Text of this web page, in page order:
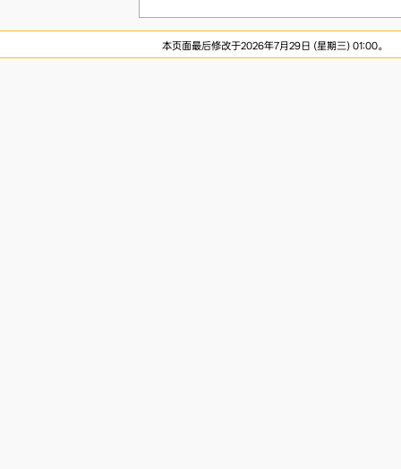
本页面最后修改于2026年7月29日 (星期三) 01:00。